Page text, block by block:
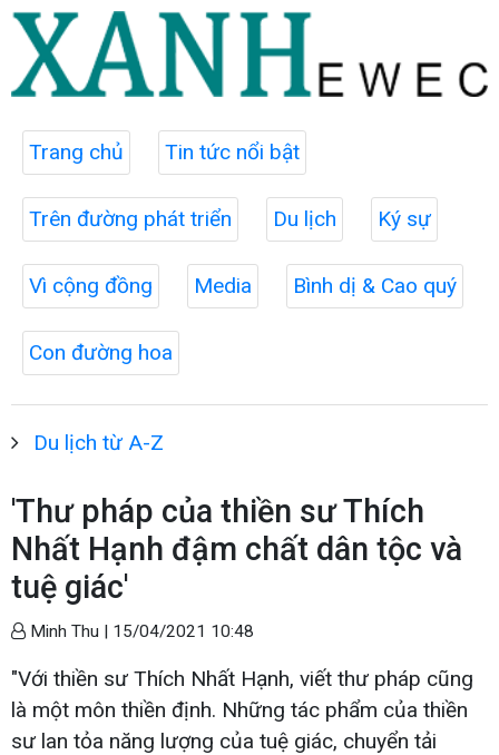
Trang chủ Tin tức nổi bật
Trên đường phát triển Du lịch Ký sự
Vì cộng đồng Media Bình dị & Cao quý
Con đường hoa
Du lịch từ A-Z
'Thư pháp của thiền sư Thích
Nhất Hạnh đậm chất dân tộc và
tuệ giác'
Minh Thu | 15/04/2021 10:48
"Với thiền sư Thích Nhất Hạnh, viết thư pháp cũng
là một môn thiền định. Những tác phẩm của thiền
sư lan tỏa năng lượng của tuệ giác, chuyển tải